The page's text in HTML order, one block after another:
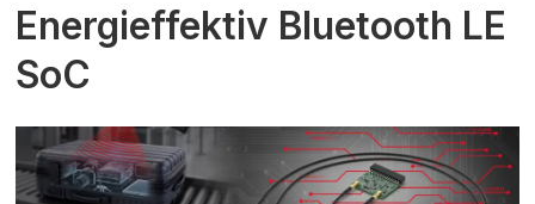
Energieffektiv Bluetooth LE
SoC